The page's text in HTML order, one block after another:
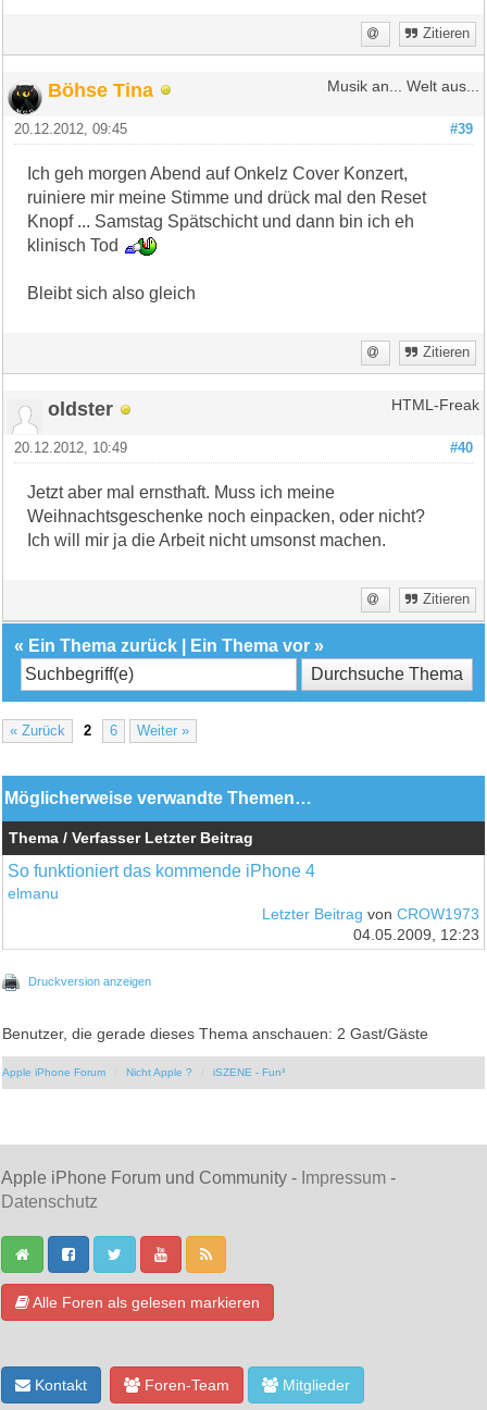
Zitieren
Böhse Tina Musik an... Welt aus...
#39
20.12.2012, 09:45
Ich geh morgen Abend auf Onkelz Cover Konzert,
ruiniere mir meine Stimme und drück mal den Reset
Knopf ... Samstag Spätschicht und dann bin ich eh
klinisch Tod
Bleibt sich also gleich
Zitieren
oldster HTML-Freak
#40
20.12.2012, 10:49
Jetzt aber mal ernsthaft. Muss ich meine
Weihnachtsgeschenke noch einpacken, oder nicht?
Ich will mir ja die Arbeit nicht umsonst machen.
Zitieren
« Ein Thema zurück Ein Thema vor »
« Zurück 2 6 Weiter »
Möglicherweise verwandte Themen…
Thema / Verfasser Letzter Beitrag
So funktioniert das kommende iPhone 4
elmanu
Letzter Beitrag von CROW1973
04.05.2009, 12:23
Druckversion anzeigen
Benutzer, die gerade dieses Thema anschauen: 2 Gast/Gäste
Apple iPhone Forum Nicht Apple ? iSZENE - Fun³
Apple iPhone Forum und Community - Impressum -
Datenschutz
Alle Foren als gelesen markieren
Kontakt Foren-Team Mitglieder